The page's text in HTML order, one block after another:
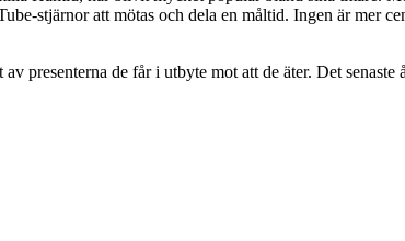
stjärnor att mötas och dela en måltid. Ingen är mer
presenterna de får i utbyte mot att de äter. Det